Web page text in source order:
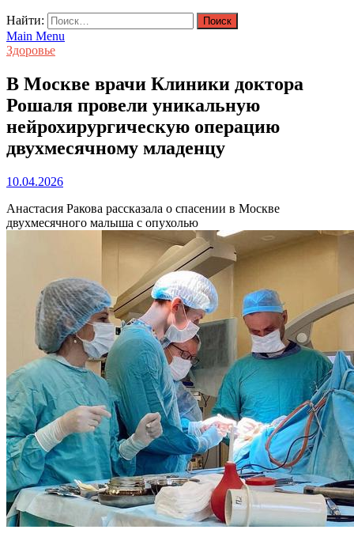
Найти:
Main Menu
Здоровье
В Москве врачи Клиники доктора
Рошаля провели уникальную
нейрохирургическую операцию
двухмесячному младенцу
10.04.2026
Анастасия Ракова рассказала о спасении в Москве
двухмесячного малыша с опухолью